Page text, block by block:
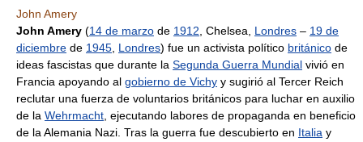
John Amery
John Amery (14 de marzo de 1912 , Chelsea, Londres – 19 de
diciembre de 1945 Londres) fue un activista político británico de
ideas fascistas que durante la Segunda Guerra Mundial vivió en
Francia apoyando al gobierno de Vichy y sugirió al Tercer Reich
reclutar una fuerza de voluntarios británicos para luchar en auxilio
de la Wehrmacht , ejecutando labores de propaganda en beneficio
de la Alemania Nazi. Tras la guerra fue descubierto en Italia y